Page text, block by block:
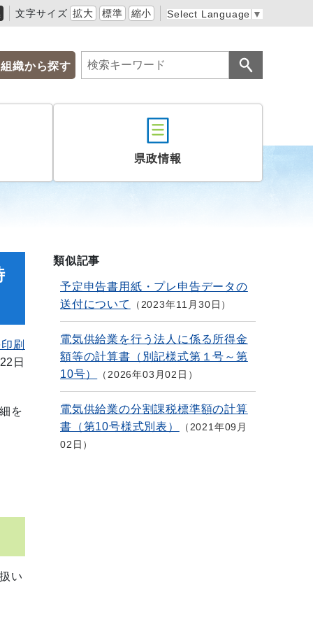
文字サイズ 拡大 標準 縮小 Select Language ▼
組織から探す
県政情報
刷
日
を
い
類似記事
予定申告書用紙・プレ申告データの
送付について
2023年11月30日
電気供給業を行う法人に係る所得金
額等の計算書（別記様式第１号～第
10号）
2026年03月02日
電気供給業の分割課税標準額の計算
書（第10号様式別表）
2021年09月
02日